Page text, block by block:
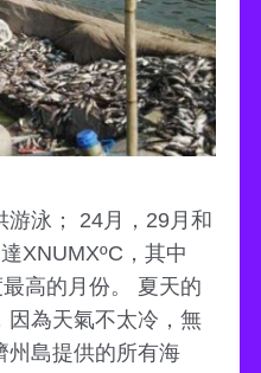
游泳； 24月，29月和
XNUMXºC，其中
高的月份。 夏天的
因為天氣不太冷，無
州島提供的所有海